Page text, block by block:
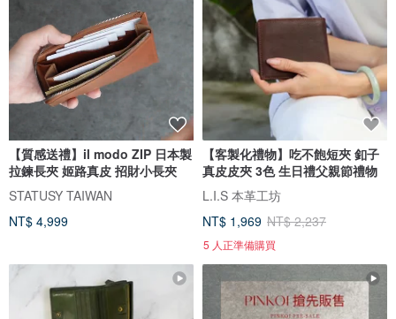
【質感送禮】il modo ZIP 日本製
拉鍊長夾 姬路真皮 招財小長夾
STATUSY TAIWAN
NT$ 4,999
【客製化禮物】吃不飽短夾 釦子
真皮皮夾 3色 生日禮父親節禮物
L.I.S 本革工坊
NT$ 1,969 NT$ 2,237
5 人正準備購買